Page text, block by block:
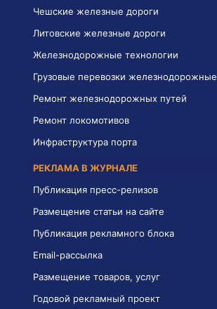
Чешские железные дороги
Литовские железные дороги
Железнодорожные технологии
Грузовые перевозки железнодорожные
Ремонт железнодорожных путей
Ремонт локомотивов
Инфраструктура порта
РЕКЛАМА В ЖУРНАЛЕ
Публикация пресс-релизов
Размещение статьи на сайте
Публикация рекламного блока
Email-рассылка
Размещение товаров, услуг
Годовой рекламный проект